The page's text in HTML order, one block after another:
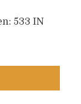
533 IN